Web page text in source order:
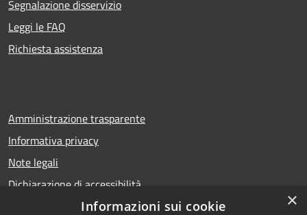
Segnalazione disservizio
Leggi le FAQ
Richiesta assistenza
Amministrazione trasparente
Informativa privacy
Note legali
Dichiarazione di accessibilità
×
Informazioni sui cookie